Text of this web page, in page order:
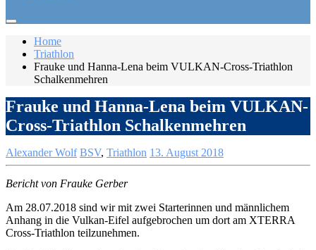
Home
Triathlon
Frauke und Hanna-Lena beim VULKAN-Cross-Triathlon
Schalkenmehren
Frauke und Hanna-Lena beim VULKAN-
Cross-Triathlon Schalkenmehren
Alexander Wolf BSV, Triathlon 13. August 2018
Bericht von Frauke Gerber
Am 28.07.2018 sind wir mit zwei Starterinnen und männlichem
Anhang in die Vulkan-Eifel aufgebrochen um dort am XTERRA
Cross-Triathlon teilzunehmen.